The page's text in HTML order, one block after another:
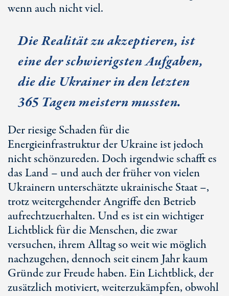
wenn auch nicht viel.
Die Realität zu akzeptieren, ist
eine der schwierigsten Aufgaben,
die die Ukrainer in den letzten
365 Tagen meistern mussten.
Der riesige Schaden für die
Energieinfrastruktur der Ukraine ist jedoch
nicht schönzureden. Doch irgendwie schafft es
das Land – und auch der früher von vielen
Ukrainern unterschätzte ukrainische Staat –,
trotz weitergehender Angriffe den Betrieb
aufrechtzuerhalten. Und es ist ein wichtiger
Lichtblick für die Menschen, die zwar
versuchen, ihrem Alltag so weit wie möglich
nachzugehen, dennoch seit einem Jahr kaum
Gründe zur Freude haben. Ein Lichtblick, der
zusätzlich motiviert, weiterzukämpfen, obwohl